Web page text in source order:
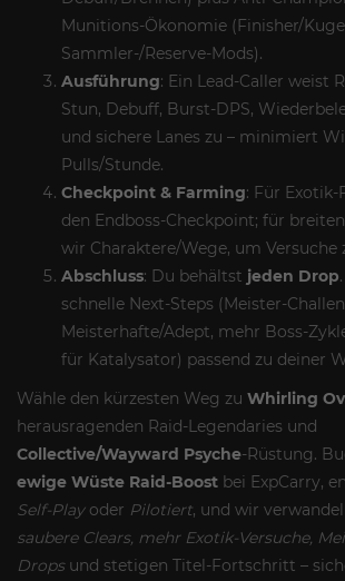
Munitions-Ökonomie (Finisher/
Sammler-/Reserve-Mods).
Ausführung: Ein Lead-Caller weist
Stun, Debuff, Burst-DPS,
und sichere Lanes zu – minimiert
Pulls/Stunde.
Checkpoint & Farming: Für
den Endboss-Checkpoint; für
wir Charaktere/Wege, um Versuche
Abschluss: Du behältst jeden Drop
schnelle Next-Steps (Meister-
Meisterhafte/Adept, mehr Boss-
für Katalysator) passend zu deiner
Wähle den kürzesten Weg zu Whirling
herausragenden Raid-Legendaries und
Collective/Wayward Psyche-Rüstung.
ewige Wüste Raid-Boost bei ExpCarry,
Self-Playoder Pilotiert, und wir
saubere Clears, mehr Exotik-Versuche,
Dropsund stetigen Titel-Fortschritt –